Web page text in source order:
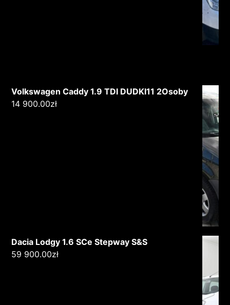
Volkswagen Caddy 1.9 TDI DUDKI11 2Osoby
14 900.00zł
Dacia Lodgy 1.6 SCe Stepway S&S
59 900.00zł